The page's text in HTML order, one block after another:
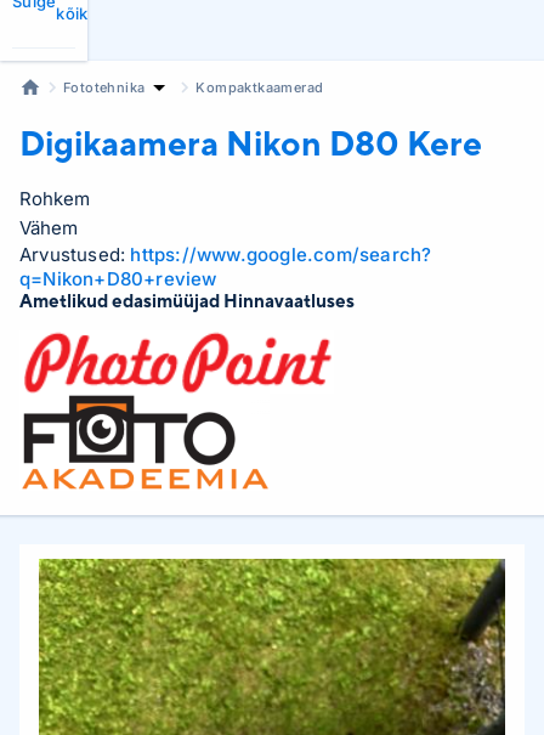
kõik
Fototehnika Kompaktkaamerad
Digikaamera Nikon D80 Kere
Rohkem
Vähem
Arvustused: https://www.google.com/search?
q=Nikon+D80+review
Ametlikud edasimüüjad Hinnavaatluses